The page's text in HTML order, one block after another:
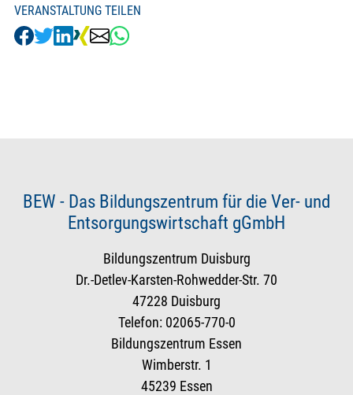
VERANSTALTUNG TEILEN
BEW - Das Bildungszentrum für die Ver- und
Entsorgungswirtschaft gGmbH
Bildungszentrum Duisburg
Dr.-Detlev-Karsten-Rohwedder-Str. 70
47228 Duisburg
Telefon: 02065-770-0
Bildungszentrum Essen
Wimberstr. 1
45239 Essen